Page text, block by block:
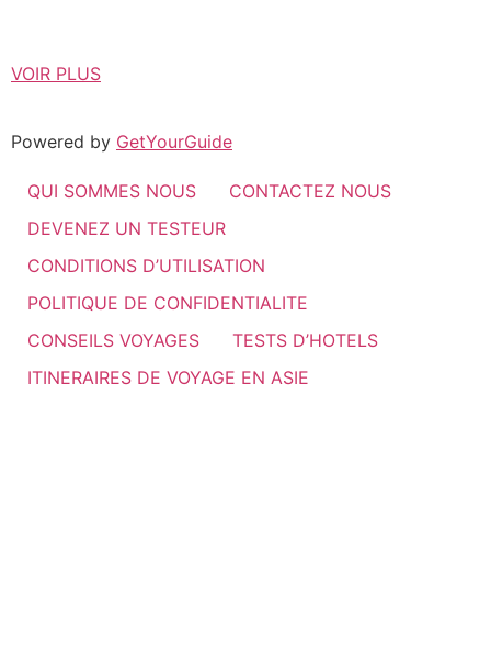
VOIR PLUS
Powered by GetYourGuide
QUI SOMMES NOUS
CONTACTEZ NOUS
DEVENEZ UN TESTEUR
CONDITIONS D’UTILISATION
POLITIQUE DE CONFIDENTIALITE
CONSEILS VOYAGES
TESTS D’HOTELS
ITINERAIRES DE VOYAGE EN ASIE